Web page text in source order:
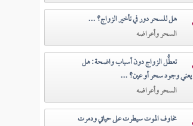
هل للسحر دور في تأخير الزواج؟ ...
السحر وأعراضه
تعطُّل الزواج دون أسباب واضحة: هل
يعني وجود سحر أو عين؟ ...
السحر وأعراضه
مخاوف الموت سيطرت على حياتي ودمرت